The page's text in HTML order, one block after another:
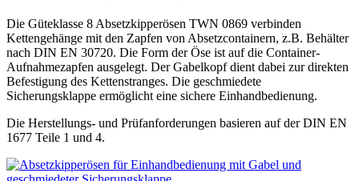
Die Güteklasse 8 Absetzkipperösen TWN 0869 verbinden
Kettengehänge mit den Zapfen von Absetzcontainern, z.B. Behälter
nach DIN EN 30720. Die Form der Öse ist auf die Container-
Aufnahmezapfen ausgelegt. Der Gabelkopf dient dabei zur direkten
Befestigung des Kettenstranges. Die geschmiedete
Sicherungsklappe ermöglicht eine sichere Einhandbedienung.
Die Herstellungs- und Prüfanforderungen basieren auf der DIN EN
1677 Teile 1 und 4.